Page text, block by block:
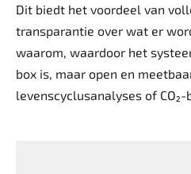
Dit biedt het voordeel van
transparantie over wat er
waarom, waardoor het
box is, maar open en
levenscyclusanalyses of CO₂-